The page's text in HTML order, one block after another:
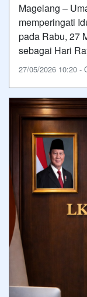
Magelang –
memperingati
pada Rabu, 27
sebagai Hari
27/05/2026 10:20 -